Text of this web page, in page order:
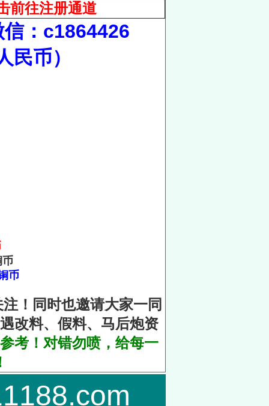
前往注册通道
：c1864426
币）
币
！同时也邀请大家一同
改料、假料、马后炮资
考！对错勿喷，给每一